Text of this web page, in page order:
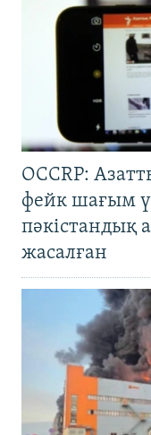
OCCRP:
фейк шағым
пәкістандық
жасалған